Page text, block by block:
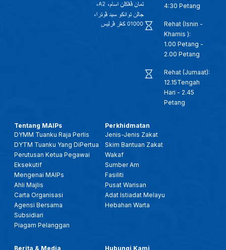
4:30 Petang
Rehat (Isnin -
Khamis ):
1.00 Petang -
2.00 Petang
Rehat (Jumaat):
12.15Tengah
Hari - 2.45
Petang
Tentang MAIPs
DYMM Tuanku Raja Perlis
DYTM Tuanku Yang DiPertua
Perutusan Ketua Pegawai
Eksekutif
Mengenai MAIPs
Ahli Majlis
Carta Organisasi
Agensi Bersama
Subsidiari
Piagam Pelanggan
Perkhidmatan
Jenis-Jenis Zakat
Skim Bantuan Zakat
Wakaf
Sumber Am
Fasiliti
Pusat Warisan
Adat Istiadat Melayu
Hebahan Warta
Berita & Media Hubungi Kami